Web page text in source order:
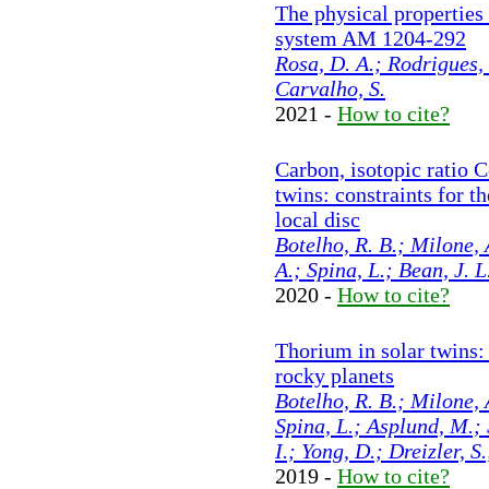
The physical
system AM 1204-292
Rosa, D. A.;
Carvalho, S.
2021 - How to cite?
Carbon, isotopic ratio
twins: constraints for
local disc
Botelho, R. B.; Milone,
A.; Spina, L.; Bean, J.
2020 - How to cite?
Thorium in solar
rocky planets
Botelho, R. B.; Milone,
Spina, L.; Asplund, M.;
I.; Yong, D.; Dreizler,
2019 - How to cite?